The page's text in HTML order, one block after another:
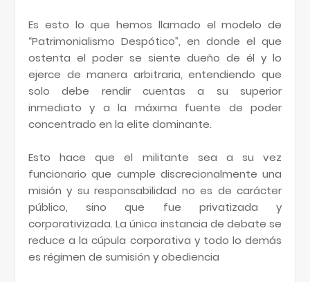
Es esto lo que hemos llamado el modelo de
“Patrimonialismo Despótico”, en donde el que
ostenta el poder se siente dueño de él y lo
ejerce de manera arbitraria, entendiendo que
solo debe rendir cuentas a su superior
inmediato y a la máxima fuente de poder
concentrado en la elite dominante.
Esto hace que el militante sea a su vez
funcionario que cumple discrecionalmente una
misión y su responsabilidad no es de carácter
público, sino que fue privatizada y
corporativizada. La única instancia de debate se
reduce a la cúpula corporativa y todo lo demás
es régimen de sumisión y obediencia